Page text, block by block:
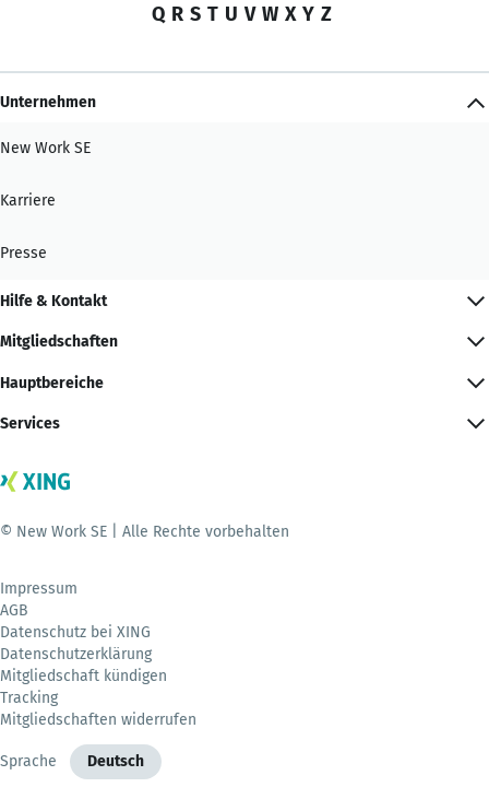
Q R S T U V W X Y Z
Unternehmen
New Work SE
Karriere
Presse
Hilfe & Kontakt
Mitgliedschaften
Hauptbereiche
Services
© New Work SE | Alle Rechte vorbehalten
Impressum
AGB
Datenschutz bei XING
Datenschutzerklärung
Mitgliedschaft kündigen
Tracking
Mitgliedschaften widerrufen
Sprache Deutsch